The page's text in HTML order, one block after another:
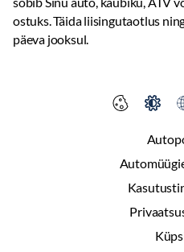
Audio ja kommunikatsioon
Häältuvastusega Bluetooth
12,9" puutetundliku ekraaniga
(sisaldab raadio, DAB, TMS,
ostuks. Täida liisingutaotlus
päeva jooksul.